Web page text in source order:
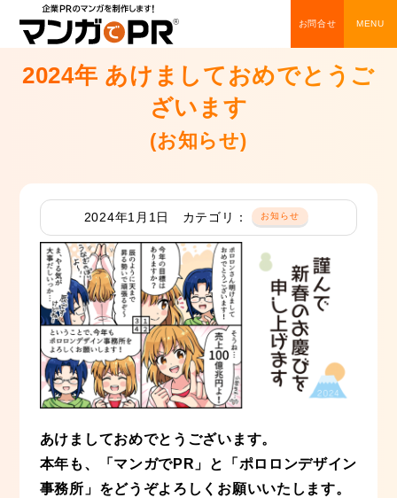
お問合せ
2024年 あけましておめでとうご
ざいます
(お知らせ)
2024年1月1日 カテゴリ： お知らせ
あけましておめでとうございます。
本年も、「マンガでPR」と「ポロロンデザイン
事務所」をどうぞよろしくお願いいたします。